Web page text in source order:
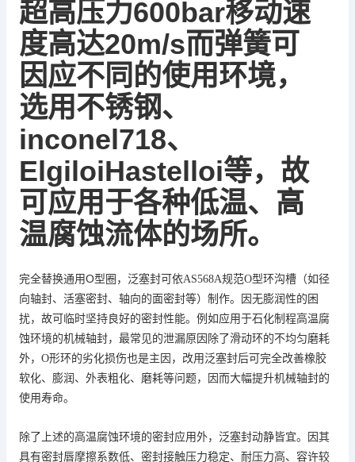
超高压力600bar移动速
度高达20m/s而弹簧可
因应不同的使用环境，
选用不锈钢、
inconel718、
ElgiloiHastelloi等，故
可应用于各种低温、 高
温腐蚀流体的场所。
完全替换通用O型圈，泛塞封可依AS568A规范O型环沟槽（如径
向轴封、活塞密封、轴向的面密封等）制作。因无膨润性的困
扰，故可临时坚持良好的密封性能。例如应用于石化制程高温腐
蚀环境的机械轴封，最常见的泄漏原因除了滑动环的不均匀磨耗
外， O形环的劣化损伤也是主因，改用泛塞封后可完全改善橡胶
软化、膨润、外表粗化、磨耗等问题，因而大幅提升机械轴封的
使用寿命。
除了上述的高温腐蚀环境的密封应用外，泛塞封动静皆宜。因其
具有密封唇摩擦系数低、密封接触压力稳定、耐压力高、容许较